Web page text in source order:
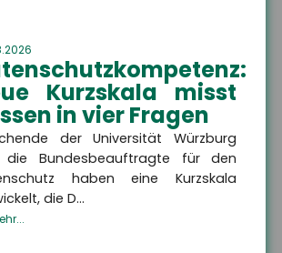
Kurzskala misst
in vier Fragen
der Universität Würzburg
die Bundesbeauftragte für den
haben eine Kurzskala
die D...
Ihrer Zukunft liegt uns am Herzen.
kümmern wir uns um
privaten und betrieblichen
bei uns an erster Stelle!
Sie.